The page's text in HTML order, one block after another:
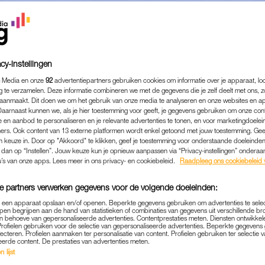
MAAR: DEZE
JE VOLGENDE
ADVERTORIAL|COTTON CLUB
en denk je maar één ding: koffer inpakken en
over het strand, onder die heerlijke mediterrane
bij de les blijven, want deze items wil je nog
instellingen
en onze 92 advertentiepartners gebruiken cookies om informatie over je apparaat,
te verzamelen. Deze informatie combineren we met de gegevens die je zelf deelt met ons,
Dit doen we om het gebruik van onze media te analyseren en onze websites en
kunnen we, als je hier toestemming voor geeft, je gegevens gebruiken om onze
en aanbod te personaliseren en je relevante advertenties te tonen, en voor
Ook content van 13 externe platformen wordt enkel getoond met jouw toestemming.
keuze in. Door op "Akkoord" te klikken, geef je toestemming voor onderstaande
op “Instellen”. Jouw keuze kun je opnieuw aanpassen via “Privacy-instellingen”
van onze apps. Lees meer in ons privacy- en cookiebeleid.
Raadpleeg ons cookiebeleid
partners verwerken gegevens voor de volgende doeleinden:
apparaat opslaan en/of openen. Beperkte gegevens gebruiken om advertenties te
begrijpen aan de hand van statistieken of combinaties van gegevens uit verschillende
behoeve van gepersonaliseerde advertenties. Contentprestaties meten. Diensten
gebruiken voor de selectie van gepersonaliseerde advertenties. Beperkte
Profielen aanmaken ter personalisatie van content. Profielen gebruiken ter selectie
content. De prestaties van advertenties meten.
lijst